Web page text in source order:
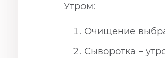
Утром:
Очищение
Сыворотка –